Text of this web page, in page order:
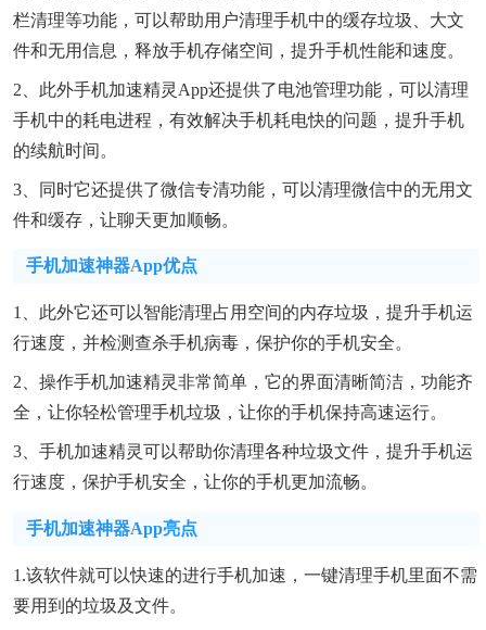
栏清理等功能，可以帮助用户清理手机中的缓存垃圾、大文
件和无用信息，释放手机存储空间，提升手机性能和速度。
2、此外手机加速精灵app还提供了电池管理功能，可以清理
手机中的耗电进程，有效解决手机耗电快的问题，提升手机
的续航时间。
3、同时它还提供了微信专清功能，可以清理微信中的无用文
件和缓存，让聊天更加顺畅。
手机加速神器app优点
1、此外它还可以智能清理占用空间的内存垃圾，提升手机运
行速度，并检测查杀手机病毒，保护你的手机安全。
2、操作手机加速精灵非常简单，它的界面清晰简洁，功能齐
全，让你轻松管理手机垃圾，让你的手机保持高速运行。
3、手机加速精灵可以帮助你清理各种垃圾文件，提升手机运
行速度，保护手机安全，让你的手机更加流畅。
手机加速神器app亮点
1.该软件就可以快速的进行手机加速，一键清理手机里面不需
要用到的垃圾及文件。